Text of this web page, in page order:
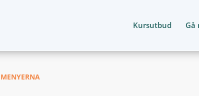
Kursutbud Gå